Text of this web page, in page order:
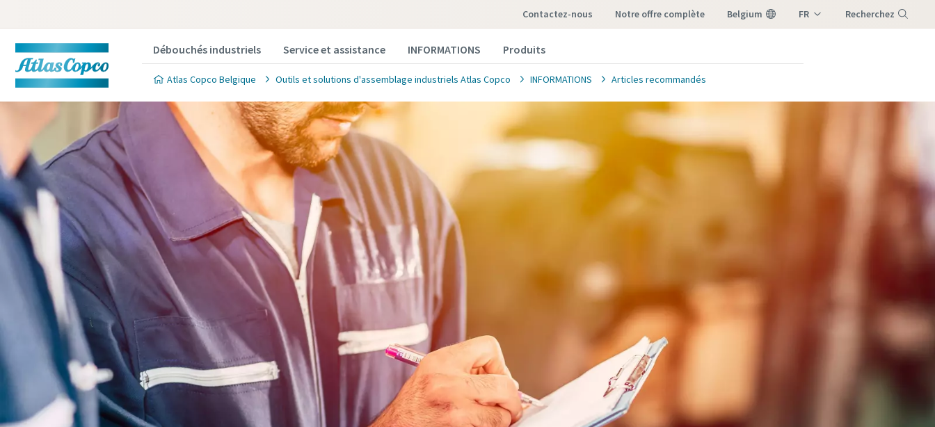
contactez-nous notre offre complète Belgium FR Recherchez
Débouchés industriels Service et assistance INFORMATIONS Produits
Atlas Copco Belgique Outils et solutions d'assemblage industriels Atlas Copco INFORMATIONS Articles recommandés